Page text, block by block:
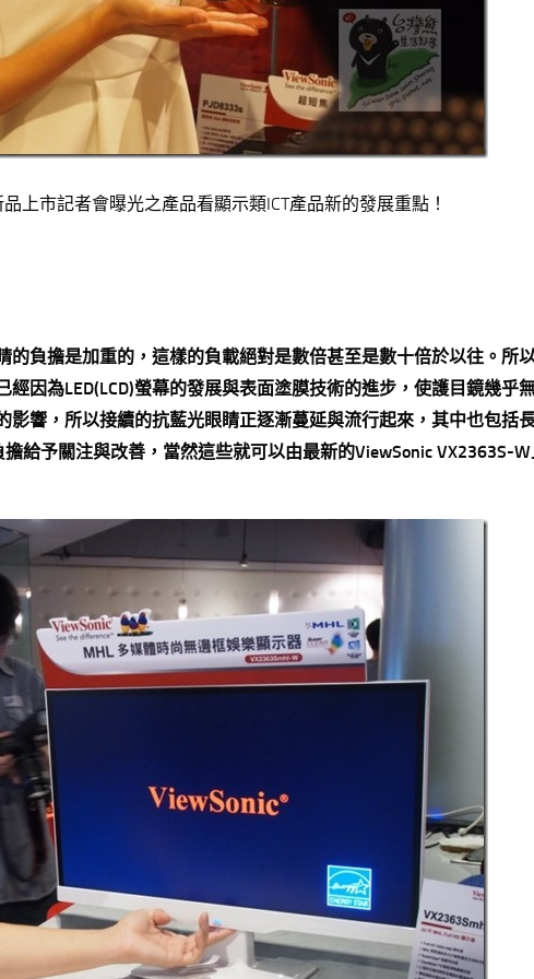
上市記者會曝光之產品看顯示類ICT產品新的發展重點！
負擔是加重的，這樣的負載絕對是數倍甚至是數十倍於以往。所
因為LED(LCD)螢幕的發展與表面塗膜技術的進步，使護目鏡幾乎
響，所以接續的抗藍光眼睛正逐漸蔓延與流行起來，其中也包括
給予關注與改善，當然這些就可以由最新的ViewSonic VX2363S-